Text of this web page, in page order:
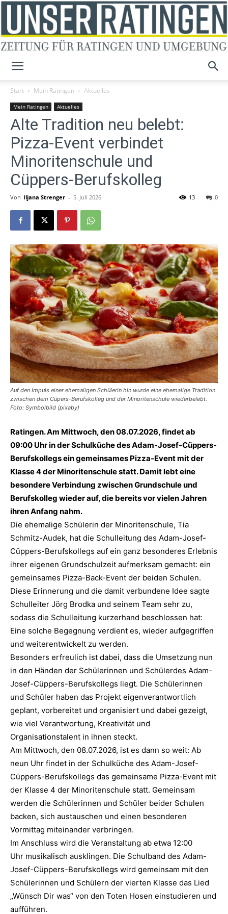
Ratingen
Start Mein Ratingen Aktuelles
Mein Ratingen Aktuelles
Alte Tradition neu belebt:
Pizza-Event verbindet
Minoritenschule und
Cüppers-Berufskolleg
Von Iljana Strenger - 5. Juli 2026 0
13
Auf den Impuls einer ehemaligen Schülerin hin wurde eine ehemalige Tradition
zwischen dem Cüpers-Berufskolleg und der Minoritenschule wiederbelebt.
Foto: Symbolbild (pixaby)
Ratingen. Am Mittwoch, den 08.07.2026, findet ab
09:00 Uhr in der Schulküche des Adam-Josef-Cüppers-
Berufskollegs ein gemeinsames Pizza-Event mit der
Klasse 4 der Minoritenschule statt. Damit lebt eine
besondere Verbindung zwischen Grundschule und
Berufskolleg wieder auf, die bereits vor vielen Jahren
ihren Anfang nahm.
Die ehemalige Schülerin der Minoritenschule, Tia
Schmitz-Audek, hat die Schulleitung des Adam-Josef-
Cüppers-Berufskollegs auf ein ganz besonderes Erlebnis
ihrer eigenen Grundschulzeit aufmerksam gemacht: ein
gemeinsames Pizza-Back-Event der beiden Schulen.
Diese Erinnerung und die damit verbundene Idee sagte
Schulleiter Jörg Brodka und seinem Team sehr zu,
sodass die Schulleitung kurzerhand beschlossen hat:
Eine solche Begegnung verdient es, wieder aufgegriffen
und weiterentwickelt zu werden.
Besonders erfreulich ist dabei, dass die Umsetzung nun
in den Händen der Schülerinnen und Schülerdes Adam-
Josef-Cüppers-Berufskollegs liegt. Die Schülerinnen
und Schüler haben das Projekt eigenverantwortlich
geplant, vorbereitet und organisiert und dabei gezeigt,
wie viel Verantwortung, Kreativität und
Organisationstalent in ihnen steckt.
Am Mittwoch, den 08.07.2026, ist es dann so weit: Ab
neun Uhr findet in der Schulküche des Adam-Josef-
Cüppers-Berufskollegs das gemeinsame Pizza-Event mit
der Klasse 4 der Minoritenschule statt. Gemeinsam
werden die Schülerinnen und Schüler beider Schulen
backen, sich austauschen und einen besonderen
Vormittag miteinander verbringen.
Im Anschluss wird die Veranstaltung ab etwa 12:00
Uhr musikalisch ausklingen. Die Schulband des Adam-
Josef-Cüppers-Berufskollegs wird gemeinsam mit den
Schülerinnen und Schülern der vierten Klasse das Lied
„Wünsch Dir was“ von den Toten Hosen einstudieren und
aufführen.